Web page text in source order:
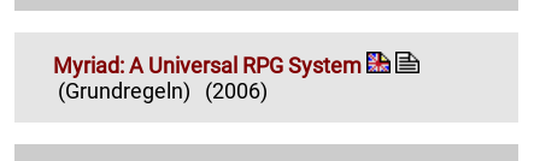
Myriad: A Universal RPG System
(Grundregeln)
(2006)